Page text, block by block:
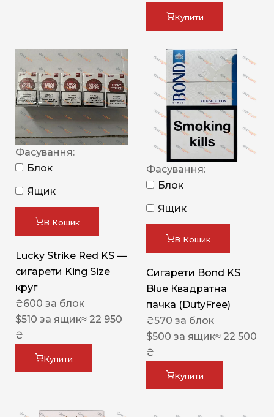
Купити
Фасування:
Блок
Ящик
В Кошик
Lucky Strike Red KS —
сигарети King Size
круг
₴600 за блок
$510 за ящик≈ 22 950
₴
Купити
Фасування:
Блок
Ящик
В Кошик
Сигарети Bond KS
Blue Квадратна
пачка (DutyFree)
₴570 за блок
$500 за ящик≈ 22 500
₴
Купити